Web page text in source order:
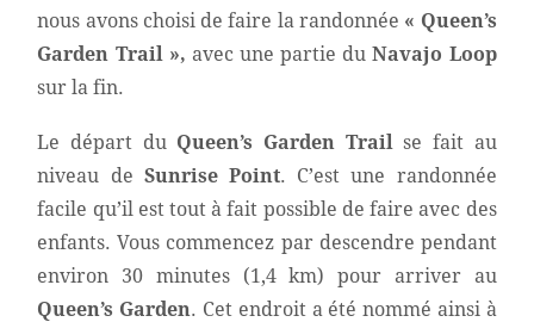
nous avons choisi de faire la randonnée « Queen’s
Garden Trail », avec une partie du Navajo Loop
sur la fin.
Le départ du Queen’s Garden Trailse fait au
niveau de Sunrise Point. C’est une randonnée
facile qu’il est tout à fait possible de faire avec des
enfants. Vous commencez par descendre pendant
environ 30 minutes (1,4 km) pour arriver au
Queen’s Garden. Cet endroit a été nommé ainsi à